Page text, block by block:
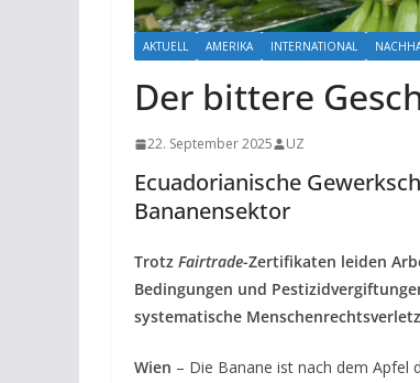
AKTUELL AMERIKA INTERNATIONAL
Der bittere
22. September 2025 UZ
Ecuadorianische
Bananensektor
Trotz Fairtrade-Zertifikaten leiden
Bedingungen und
systematische
Wien – Die Banane ist nach dem Apfel